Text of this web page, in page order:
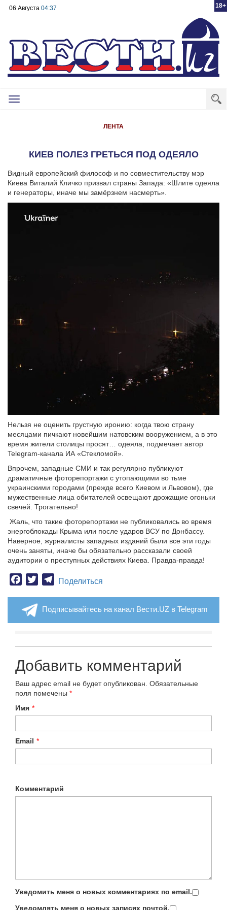
18+
06 Августа 04:37
Toggle
ЛЕНТА
КИЕВ ПОЛЕЗ ГРЕТЬСЯ ПОД ОДЕЯЛО
Видный европейский философ и по совместительству мэр
Киева Виталий Кличко призвал страны Запада: «Шлите одеяла
и генераторы, иначе мы замёрзнем насмерть».
Нельзя не оценить грустную иронию: когда твою страну
месяцами пичкают новейшим натовским вооружением, а в это
время жители столицы просят… одеяла, подмечает автор
Telegram-канала ИА «Стекломой».
Впрочем, западные СМИ и так регулярно публикуют
драматичные фоторепортажи с утопающими во тьме
украинскими городами (прежде всего Киевом и Львовом), где
мужественные лица обитателей освещают дрожащие огоньки
свечей. Трогательно!
Жаль, что такие фоторепортажи не публиковались во время
энергоблокады Крыма или после ударов ВСУ по Донбассу.
Наверное, журналисты западных изданий были все эти годы
очень заняты, иначе бы обязательно рассказали своей
аудитории о преступных действиях Киева. Правда-правда!
Facebook
TwitterTelegram
Поделиться
Подписывайтесь на канал Вести.UZ в Telegram
Добавить комментарий
Ваш адрес email не будет опубликован. Обязательные
поля помечены *
Имя *
Email *
Комментарий
Уведомить меня о новых комментариях по email.
Уведомлять меня о новых записях почтой.